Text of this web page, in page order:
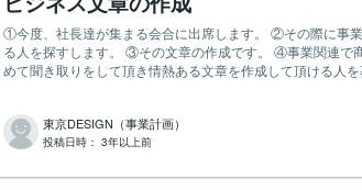
①今度、社長達が集まる会合に出席します。 ②その際に事
る人を探すします。 ③その文章の作成です。 ④事業関連で
めて聞き取りをして頂き情熱ある文章を作成して頂ける人を募集していま
東京DESIGN（事業計画）
投稿日時： 3年以上前